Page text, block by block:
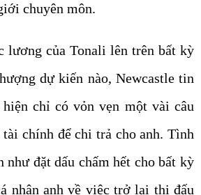
chuyên môn.
lương của Tonali lên trên bất kỳ
dự kiến nào, Newcastle tin
chỉ có vỏn vẹn một vài câu
chính để chi trả cho anh. Tình
như đặt dấu chấm hết cho bất kỳ
nhân anh về việc trở lại thi đấu